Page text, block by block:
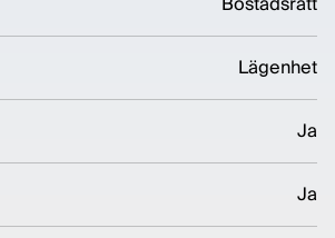
Lägenhet
Ja
Ja